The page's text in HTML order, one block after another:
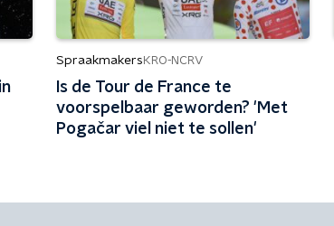
Spraakmakers KRO-NCRV
Is de Tour de France te
voorspelbaar geworden? 'Met
Pogačar viel niet te sollen'